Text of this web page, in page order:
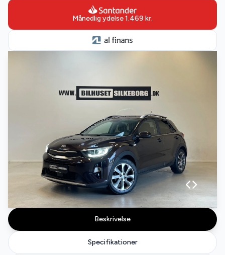
Specifikationer
Beskrivelse
Månedlig ydelse1.469 kr.